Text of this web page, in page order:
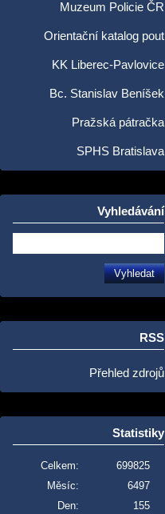
Muzeum Policie ČR
Orientační katalog pout
KK Liberec-Pavlovice
Bc. Stanislav Beníšek
Pražská pátračka
SPHS Bratislava
Vyhledávání
RSS
Přehled zdrojů
Statistiky
Celkem:
699825
Měsíc:
6497
Den:
155